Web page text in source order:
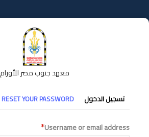
إلى
المحتوى
معهد جنوب مصر للأورام
التبويبات
الأساسية
تسجيل الدخول RESET YOUR PASSWORD
Username or email address